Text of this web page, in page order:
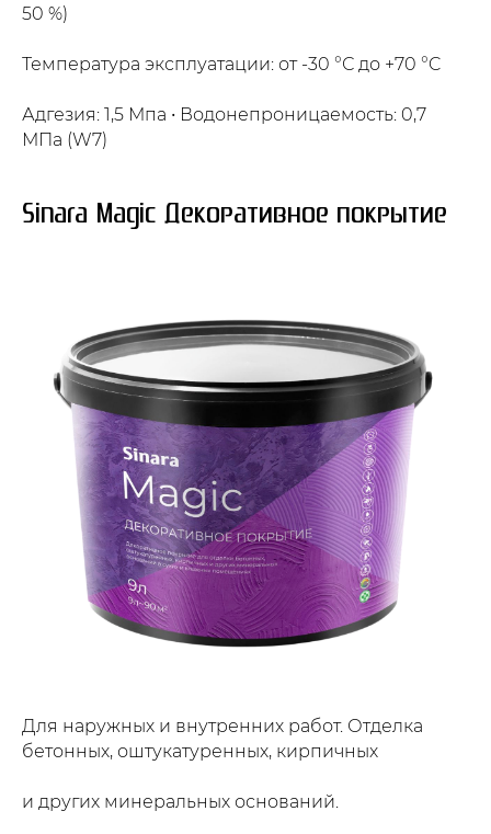
50 %)
Температура эксплуатации: от -30 °С до +70 °C
Адгезия: 1,5 Мпа • Водонепроницаемость: 0,7
МПа (W7)
Sinara Magic Декоративное покрытие
Для наружных и внутренних работ. Отделка
бетонных, оштукатуренных, кирпичных
и других минеральных оснований.